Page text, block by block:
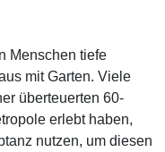
Menschen tiefe
mit Garten. Viele
überteuerten 60-
erlebt haben,
nutzen, um diesen